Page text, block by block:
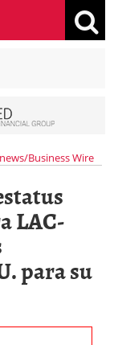
Business Wire
LAC-
para su